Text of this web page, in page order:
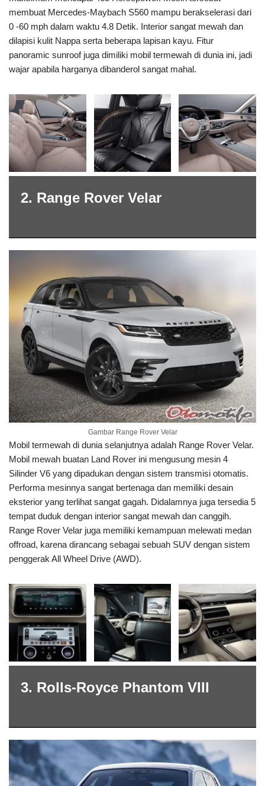
membuat Mercedes-Maybach S560 mampu berakselerasi dari
0 -60 mph dalam waktu 4.8 Detik. Interior sangat mewah dan
dilapisi kulit Nappa serta beberapa lapisan kayu. Fitur
panoramic sunroof juga dimiliki mobil termewah di dunia ini, jadi
wajar apabila harganya dibanderol sangat mahal.
2. Range Rover Velar
Gambar Range Rover Velar
Mobil termewah di dunia selanjutnya adalah Range Rover Velar.
Mobil mewah buatan Land Rover ini mengusung mesin 4
Silinder V6 yang dipadukan dengan sistem transmisi otomatis.
Performa mesinnya sangat bertenaga dan memiliki desain
eksterior yang terlihat sangat gagah. Didalamnya juga tersedia 5
tempat duduk dengan interior sangat mewah dan canggih.
Range Rover Velar juga memiliki kemampuan melewati medan
offroad, karena dirancang sebagai sebuah SUV dengan sistem
penggerak All Wheel Drive (AWD).
3. Rolls-Royce Phantom VIII